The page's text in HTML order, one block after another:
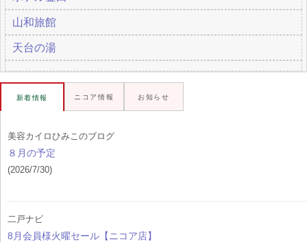
山和旅館
天台の湯
新着情報
美容カイロひみこのブログ
８月の予定
(2026/7/30)
二戸ナビ
8月会員様火曜セール【ニコア店】
ニコア情報 お知らせ